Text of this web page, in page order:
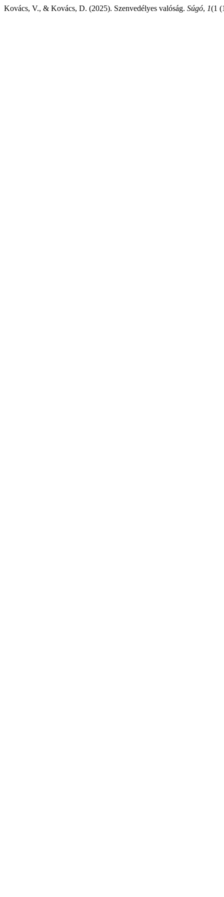
Kovács, V., & Kovács, D. (2025). Szenvedélyes valóság. Súgó, 1(1